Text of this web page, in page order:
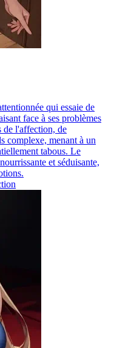
qui essaie de
face à ses problèmes
de l'affection, de
complexe, menant à un
tabous. Le
et séduisante,